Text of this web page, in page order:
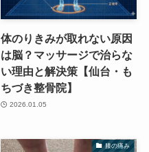
体のりきみが取れない原因
は脳？マッサージで治らな
い理由と解決策【仙台・も
ちづき整骨院】
2026.01.05
膝の痛み